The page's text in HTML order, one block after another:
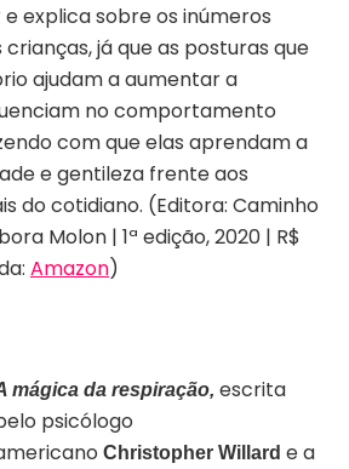
explica sobre os inúmeros
já que as posturas que
ajudam a aumentar a
no comportamento
com que elas aprendam a
e gentileza frente aos
do cotidiano. (Editora: Caminho
Molon | 1ª edição, 2020 | R$
Amazon)
mágica da respiração, escrita
psicólogo
Christopher Willard e a